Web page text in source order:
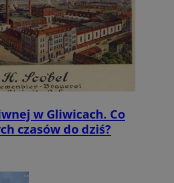
w Gliwicach. Co
czasów do dziś?